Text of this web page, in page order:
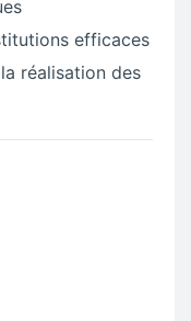
efficaces
réalisation des